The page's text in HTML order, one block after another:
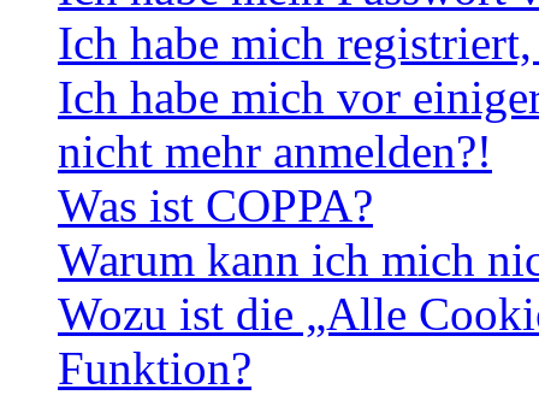
Ich habe mich
Ich habe mich vor
nicht mehr anmelden?!
Was ist COPPA?
Warum kann ich mich
Wozu ist die „Alle
Funktion?